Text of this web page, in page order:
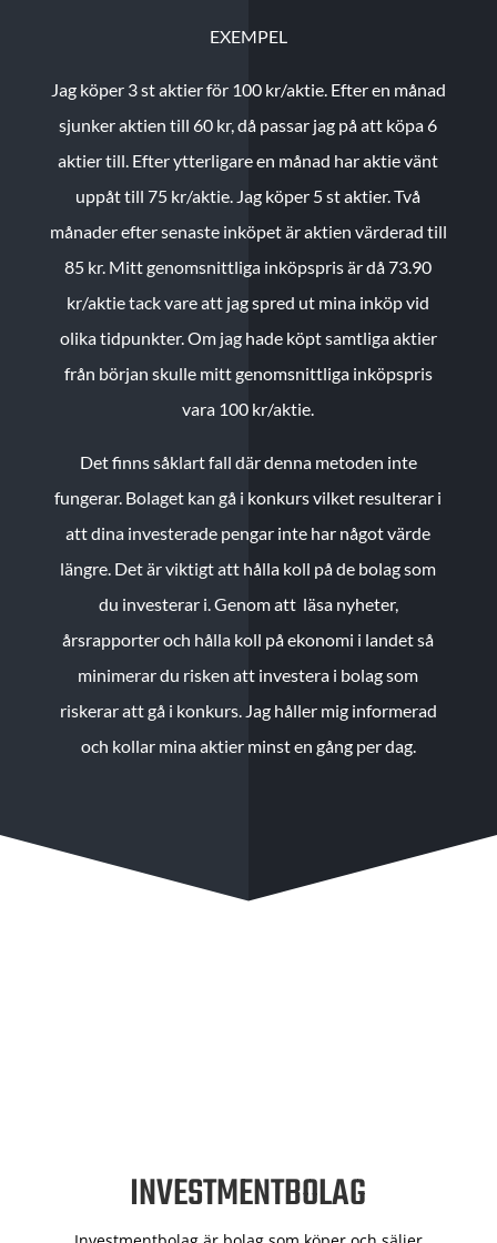
EXEMPEL
Jag köper 3 st aktier för 100 kr/aktie. Efter en månad
sjunker aktien till 60 kr, då passar jag på att köpa 6
aktier till. Efter ytterligare en månad har aktie vänt
uppåt till 75 kr/aktie. Jag köper 5 st aktier.Två
månader efter senaste inköpet är aktien värderad till
85 kr. Mitt genomsnittliga inköpspris är då 73.90
kr/aktie tack vare att jag spred ut mina inköp vid
olika tidpunkter. Om jag hade köpt samtliga aktier
från början skulle mitt genomsnittliga inköpspris
vara 100 kr/aktie.
Det finns såklart fall där denna metoden inte
fungerar. Bolaget kan gå i konkurs vilket resulterar i
att dina investerade pengar inte har något värde
längre. Det är viktigt att hålla koll på de bolag som
du investerar i. Genom att läsa nyheter,
årsrapporter och hålla koll på ekonomi i landet så
minimerar du risken att investera i bolag som
riskerar att gå i konkurs. Jag håller mig informerad
och kollar mina aktier minst en gång per dag.
INVESTMENTBOLAG